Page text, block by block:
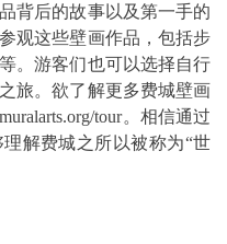
背后的故事以及第一手的
观这些壁画作品，包括步
。游客们也可以选择自行
旅。欲了解更多费城壁画
tour。相信通过
解费城之所以被称为“世